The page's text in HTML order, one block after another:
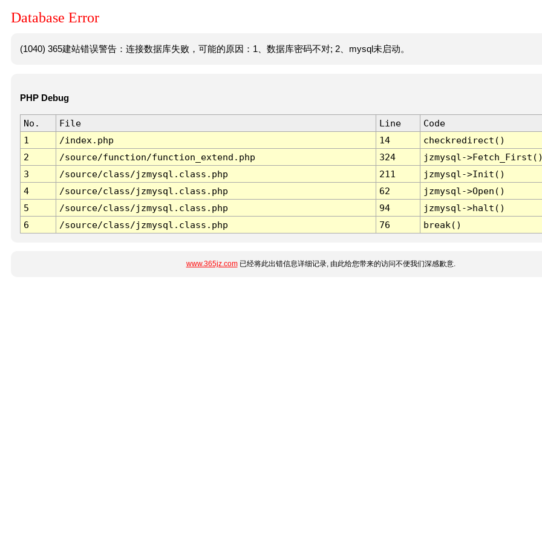
Database Error
(1040) 365建站错误警告：连接数据库失败，可能的原因：1、数据库密码不对; 2、mysql未启动。
PHP Debug
No. File Line
Code
1
/index.php 14
checkredirect()
2
/source/function/function_extend.php 324
jzmysql-
3
/source/class/jzmysql.class.php 211
jzmysql->Init()
4
/source/class/jzmysql.class.php 62
jzmysql->Open()
5
/source/class/jzmysql.class.php 94
jzmysql->halt()
6
/source/class/jzmysql.class.php 76 break()
www.365jz.com已经将此出错信息详细记录, 由此给您带来的访问不便我们深感歉意.